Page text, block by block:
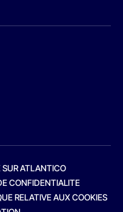
SUR ATLANTICO
CONFIDENTIALITE
RELATIVE AUX COOKIES